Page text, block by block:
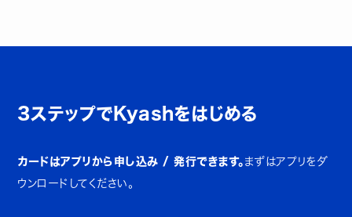
3ステップでKyashをはじめる
カードはアプリから申し込み / 発行できます。 まずはアプリをダ
ウンロードしてください。